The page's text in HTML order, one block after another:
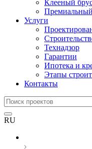
Клееный
Услуги
Технадзор
Гарантии
Ипотека и
Этапы
Контакты
RU